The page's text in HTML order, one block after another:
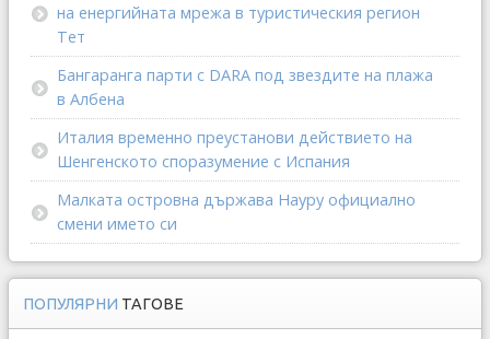
на енергийната мрежа в туристическия регион
Тет
Бангаранга парти с DARA под звездите на плажа
в Албена
Италия временно преустанови действието на
Шенгенското споразумение с Испания
Малката островна държава Науру официално
смени името си
ПОПУЛЯРНИ ТАГОВЕ